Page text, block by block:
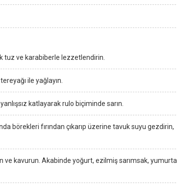
tuz ve karabiberle lezzetlendirin.
ile yağlayın.
katlayarak rulo biçiminde sarın.
börekleri fırından çıkarıp üzerine tavuk suyu gezdirin,
ve kavurun. Akabinde yoğurt, ezilmiş sarımsak, yumurta